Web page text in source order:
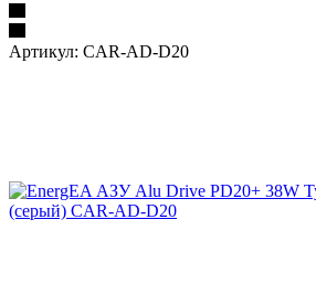
Артикул: CAR-AD-D20